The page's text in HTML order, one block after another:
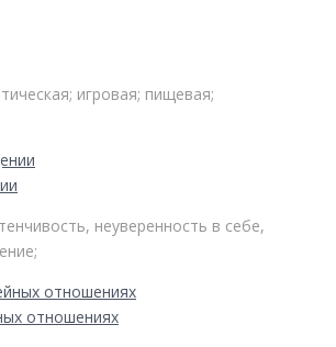
игровая; пищевая;
неуверенность в себе,
отношениях